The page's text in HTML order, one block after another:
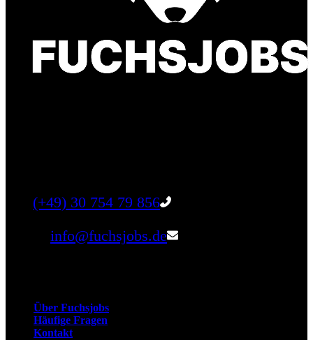
(+49) 30 754 79 856
info@fuchsjobs.de
Über Fuchsjobs
Häufige Fragen
Kontakt